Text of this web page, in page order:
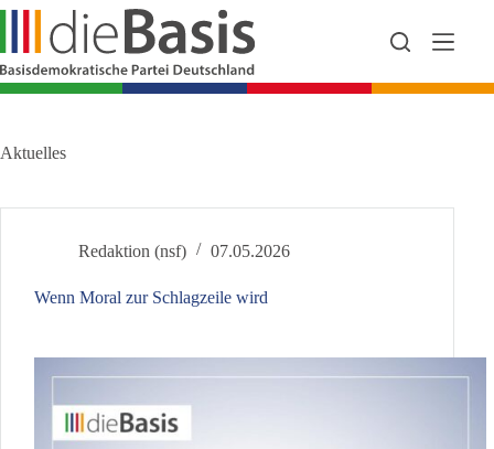
Zum
springen
Aktuelles
Redaktion (nsf) 07.05.2026
Wenn Moral zur Schlagzeile wird